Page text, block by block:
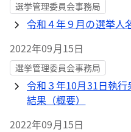
選挙管理委員会事務局
令和４年９月の選挙人
2022年09月15日
選挙管理委員会事務局
令和３年10月31日執
結果（概要）
2022年09月15日